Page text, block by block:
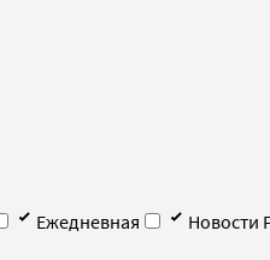
Ежедневная
Новости